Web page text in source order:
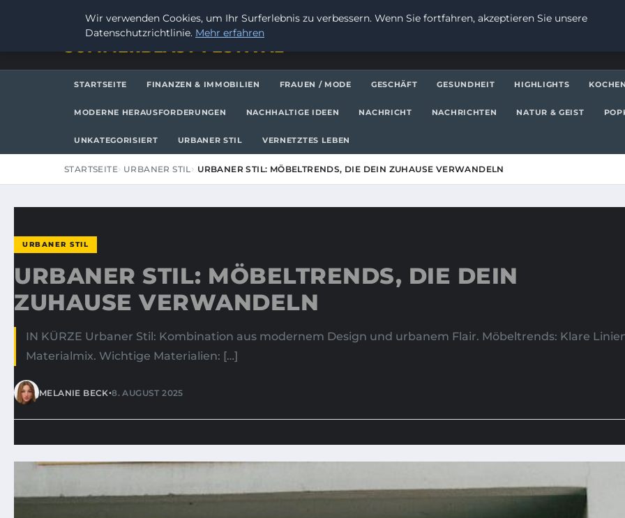
DONNERSTAG, 6. AUGUST 2026
SUMMERBLAST FESTIVAL
STARTSEITE FINANZEN & IMMOBILIEN FRAUEN / MODE GESCHÄFT GESUNDHEIT HIGHLIGHTS
MODERNE HERAUSFORDERUNGEN NACHHALTIGE IDEEN NACHRICHT NACHRICHTEN NATUR & GEIST
UNKATEGORISIERT URBANER STIL VERNETZTES LEBEN
STARTSEITE URBANER STIL URBANER STIL: MÖBELTRENDS, DIE DEIN ZUHAUSE VERWANDELN
URBANER STIL
URBANER STIL: MÖBELTRENDS, DIE DEIN
ZUHAUSE VERWANDELN
IN KÜRZE Urbaner Stil: Kombination aus modernem Design und urbanem Flair. Möbeltrends: Klare
Materialmix. Wichtige Materialien: […]
MELANIE BECK•8. AUGUST 2025
Wir verwenden Cookies, um Ihr Surferlebnis zu verbessern. Wenn Sie fortfahren, akzeptieren Sie unsere
Datenschutzrichtlinie. Mehr erfahren